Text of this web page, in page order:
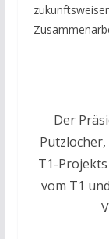
Der
Putzlocher,
T1-
vom T1